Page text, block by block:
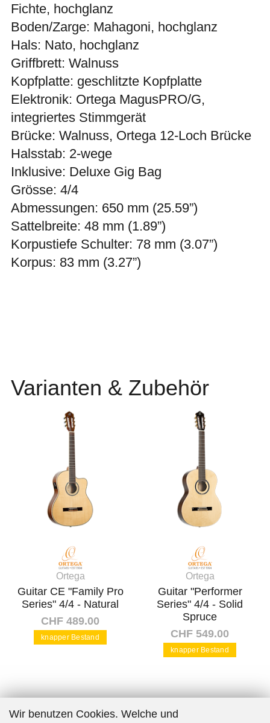
Fichte, hochglanz
Boden/Zarge: Mahagoni, hochglanz
Hals: Nato, hochglanz
Griffbrett: Walnuss
Kopfplatte: geschlitzte Kopfplatte
Elektronik: Ortega MagusPRO/G,
integriertes Stimmgerät
Brücke: Walnuss, Ortega 12-Loch Brücke
Halsstab: 2-wege
Inklusive: Deluxe Gig Bag
Grösse: 4/4
Abmessungen: 650 mm (25.59”)
Sattelbreite: 48 mm (1.89”)
Korpustiefe Schulter: 78 mm (3.07”)
Korpus: 83 mm (3.27”)
Varianten & Zubehör
Ortega
Guitar CE "Family Pro
Series" 4/4 - Natural
CHF 489.00
knapper Bestand
Ortega
Guitar "Performer
Series" 4/4 - Solid
Spruce
CHF 549.00
knapper Bestand
Wir benutzen Cookies. Welche und